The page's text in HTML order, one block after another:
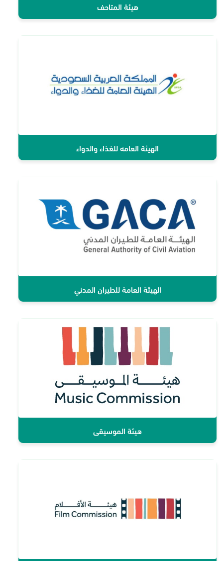
هيئة المتاحف
الهيئة العامه للغذاء والدواء
الهيئة العامة للطيران المدني
هيئة الموسيقى